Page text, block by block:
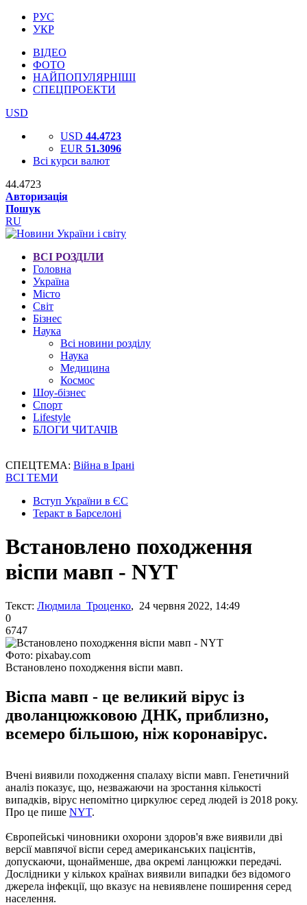
РУС
УКР
ВІДЕО
ФОТО
НАЙПОПУЛЯРНІШІ
СПЕЦПРОЕКТИ
USD
USD 44.4723
EUR 51.3096
Всі курси валют
44.4723
Авторизація
Пошук
RU
ВСІ РОЗДІЛИ
Головна
Україна
Місто
Світ
Бізнес
Наука
Всі новини розділу
Наука
Медицина
Космос
Шоу-бізнес
Спорт
Lifestyle
БЛОГИ ЧИТАЧІВ
СПЕЦТЕМА: Війна в Ірані
ВСІ ТЕМИ
Вступ України в ЄС
Теракт в Барселоні
Встановлено походження
віспи мавп - NYT
Текст: Людмила Троценко, 24 червня 2022, 14:49
0
6747
Фото: pixabay.com
Встановлено походження віспи мавп.
Віспа мавп - це великий вірус із
дволанцюжковою ДНК, приблизно,
всемеро більшою, ніж коронавірус.
Вчені виявили походження спалаху віспи мавп. Генетичний
аналіз показує, що, незважаючи на зростання кількості
випадків, вірус непомітно циркулює серед людей із 2018 року.
Про це пише NYT.
Європейські чиновники охорони здоров'я вже виявили дві
версії мавпячої віспи серед американських пацієнтів,
допускаючи, щонайменше, два окремі ланцюжки передачі.
Дослідники у кількох країнах виявили випадки без відомого
джерела інфекції, що вказує на невиявлене поширення серед
населення.